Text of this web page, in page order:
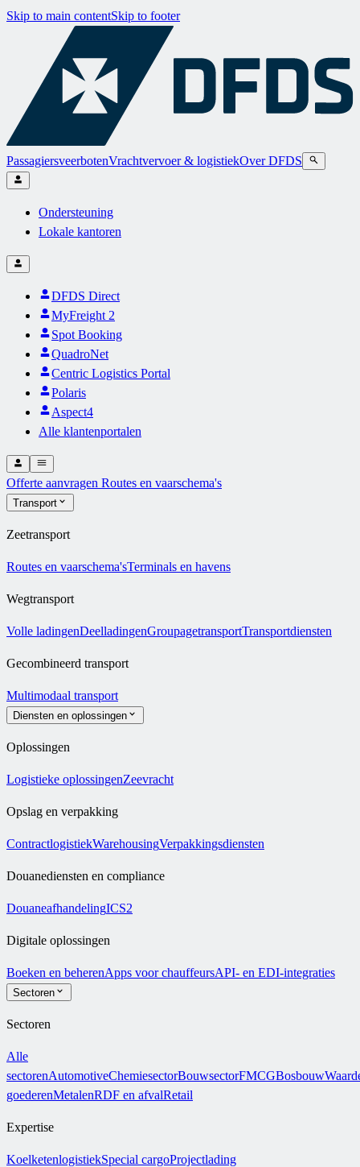
Skip to main contentSkip to footer
PassagiersveerbotenVrachtvervoer & logistiekOver DFDS
Ondersteuning
Lokale kantoren
DFDS Direct
MyFreight 2
Spot Booking
QuadroNet
Centric Logistics Portal
Polaris
Aspect4
Alle klantenportalen
Offerte aanvragen Routes en vaarschema's
Transport
Zeetransport
Routes en vaarschema'sTerminals en havens
Wegtransport
Volle ladingenDeelladingenGroupagetransportTransportdiensten
Gecombineerd transport
Multimodaal transport
Diensten en oplossingen
Oplossingen
Logistieke oplossingenZeevracht
Opslag en verpakking
ContractlogistiekWarehousingVerpakkingsdiensten
Douanediensten en compliance
DouaneafhandelingICS2
Digitale oplossingen
Boeken en beherenApps voor chauffeursAPI- en EDI-integraties
Sectoren
Sectoren
Alle
sectorenAutomotiveChemiesectorBouwsectorFMCGBosbouw
goederenMetalenRDF en afvalRetail
Expertise
KoelketenlogistiekSpecial cargoProjectlading